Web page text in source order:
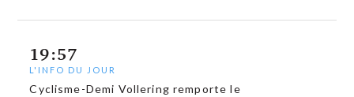
19:57
L'INFO DU JOUR
Cyclisme-Demi Vollering remporte le